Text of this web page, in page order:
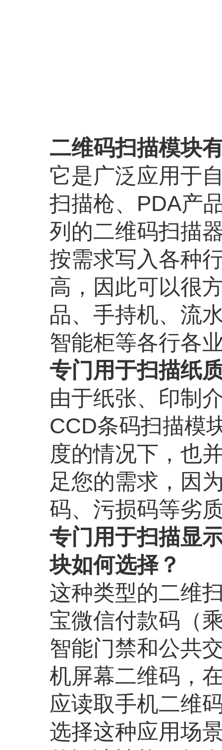
二维码扫描模块
它是广泛应用于
扫描枪、PDA产
列的二维码扫描
按需求写入各种
高，因此可以很
品、手持机、流
智能柜等各行各
专门用于扫描纸
由于纸张、印制
CCD条码扫描模
度的情况下，也
足您的需求，因
码、污损码等劣
专门用于扫描显
块如何选择？
这种类型的二维
宝微信付款码（
智能门禁和公共
机屏幕二维码，
应读取手机二维
选择这种应用场